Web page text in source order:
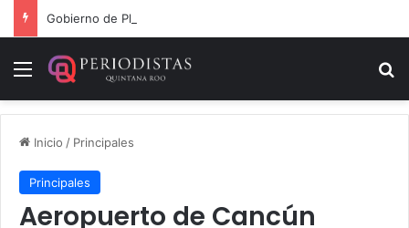
Menú
Inicio / Principales
Principales
Aeropuerto de Cancún